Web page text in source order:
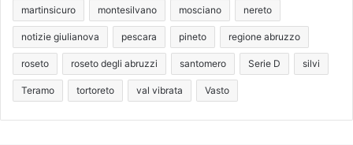
martinsicuro montesilvano mosciano nereto
notizie giulianova pescara pineto regione abruzzo
roseto roseto degli abruzzi santomero Serie D silvi
Teramo tortoreto val vibrata Vasto